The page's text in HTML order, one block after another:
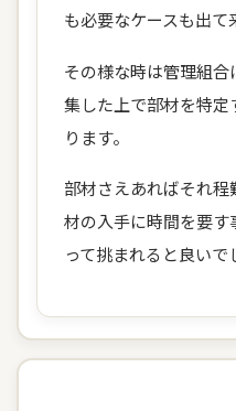
も必要なケースも出て
その様な時は管理組
集した上で部材を特
ります。
部材さえあればそれ
材の入手に時間を要
って挑まれると良いで